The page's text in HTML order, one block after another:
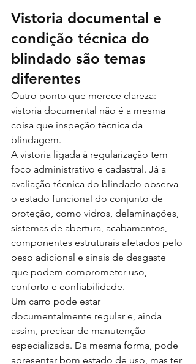
Vistoria documental e
condição técnica do
blindado são temas
diferentes
Outro ponto que merece clareza:
vistoria documental não é a mesma
coisa que inspeção técnica da
blindagem.
A vistoria ligada à regularização tem
foco administrativo e cadastral. Já a
avaliação técnica do blindado observa
o estado funcional do conjunto de
proteção, como vidros, delaminações,
sistemas de abertura, acabamentos,
componentes estruturais afetados pelo
peso adicional e sinais de desgaste
que podem comprometer uso,
conforto e confiabilidade.
Um carro pode estar
documentalmente regular e, ainda
assim, precisar de manutenção
especializada. Da mesma forma, pode
apresentar bom estado de uso, mas ter